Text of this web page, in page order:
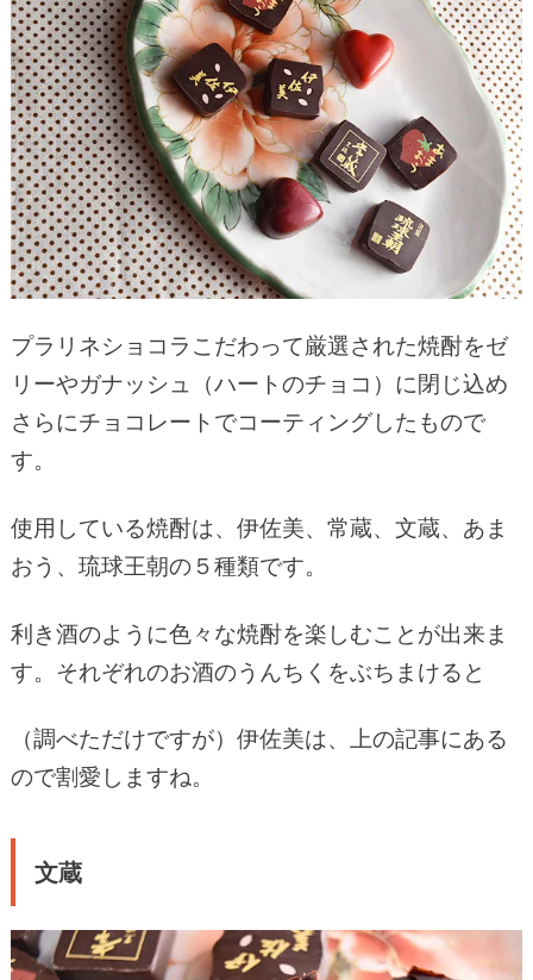
プラリネショコラこだわって厳選された焼酎をゼ
リーやガナッシュ（ハートのチョコ）に閉じ込め
さらにチョコレートでコーティングしたもので
す。
使用している焼酎は、伊佐美、常蔵、文蔵、あま
おう、琉球王朝の５種類です。
利き酒のように色々な焼酎を楽しむことが出来ま
す。それぞれのお酒のうんちくをぶちまけると
（調べただけですが）伊佐美は、上の記事にある
ので割愛しますね。
文蔵